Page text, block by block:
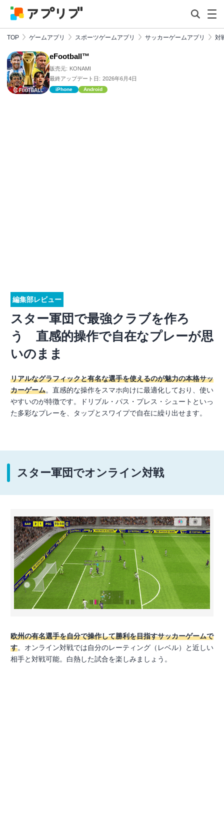
TOP ゲームアプリ スポーツゲームアプリ サッカーゲームアプリ 対
eFootball™
販売元: KONAMI
最終アップデート日: 2026年6月4日
iPhone Android
編集部レビュー
スター軍団で最強クラブを作ろ
う 直感的操作で自在なプレーが思
いのまま
リアルなグラフィックと有名な選手を使えるのが魅力の本格サッ
カーゲーム。直感的な操作をスマホ向けに最適化しており、使い
やすいのが特徴です。ドリブル・パス・プレス・シュートといっ
た多彩なプレーを、タップとスワイプで自在に繰り出せます。
スター軍団でオンライン対戦
欧州の有名選手を自分で操作して勝利を目指すサッカーゲームで
す。オンライン対戦では自分のレーティング（レベル）と近しい
相手と対戦可能。白熱した試合を楽しみましょう。